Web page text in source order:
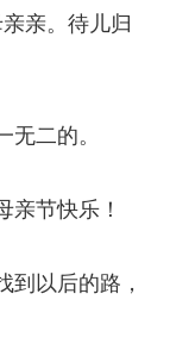
亲。待儿归
二的。
亲节快乐！
到以后的路，